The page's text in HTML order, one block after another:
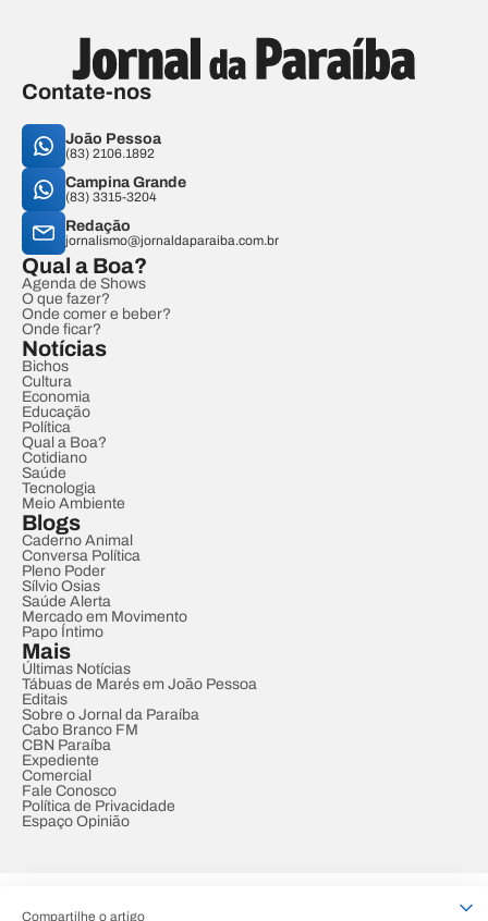
Compartilhe o artigo
Contate-nos
João Pessoa
(83) 2106.1892
Campina Grande
(83) 3315-3204
Redação
jornalismo@jornaldaparaiba.com.br
Qual a Boa?
Agenda de Shows
O que fazer?
Onde comer e beber?
Onde ficar?
Notícias
Bichos
Cultura
Economia
Educação
Política
Qual a Boa?
Cotidiano
Saúde
Tecnologia
Meio Ambiente
Blogs
Caderno Animal
Conversa Política
Pleno Poder
Sílvio Osias
Saúde Alerta
Mercado em Movimento
Papo Íntimo
Mais
Últimas Notícias
Tábuas de Marés em João Pessoa
Editais
Sobre o Jornal da Paraíba
Cabo Branco FM
CBN Paraíba
Expediente
Comercial
Fale Conosco
Política de Privacidade
Espaço Opinião